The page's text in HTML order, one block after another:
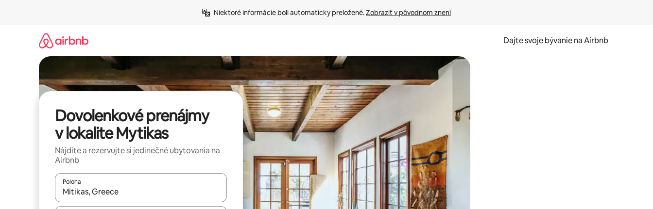
Niektoré informácie boli automaticky preložené. Zobraziť v pôvodnom znení
Dajte svoje bývanie na Airbnb
Dovolenkové prenájmy
v lokalite Mytikas
Nájdite a rezervujte si jedinečné ubytovania na
Airbnb
Poloha
Keď budú výsledky k dispozícii, môžete si ich prechádzať pomocou klávesov so šípkami nahor a nadol alebo ich preskúmať pomocou dotykových gest či potiahnutia prstom.